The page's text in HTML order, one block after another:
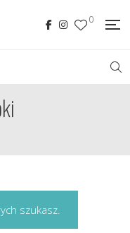
0
szukasz.